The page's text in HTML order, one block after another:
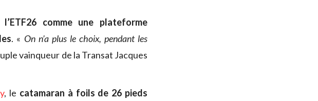
comme une plateforme
. « On n’a plus le choix, pendant les
vainqueur de la Transat Jacques
, le catamaran à foils de 26 pieds